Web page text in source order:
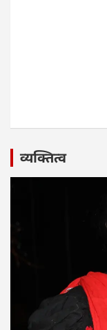
व्यक्तित्व